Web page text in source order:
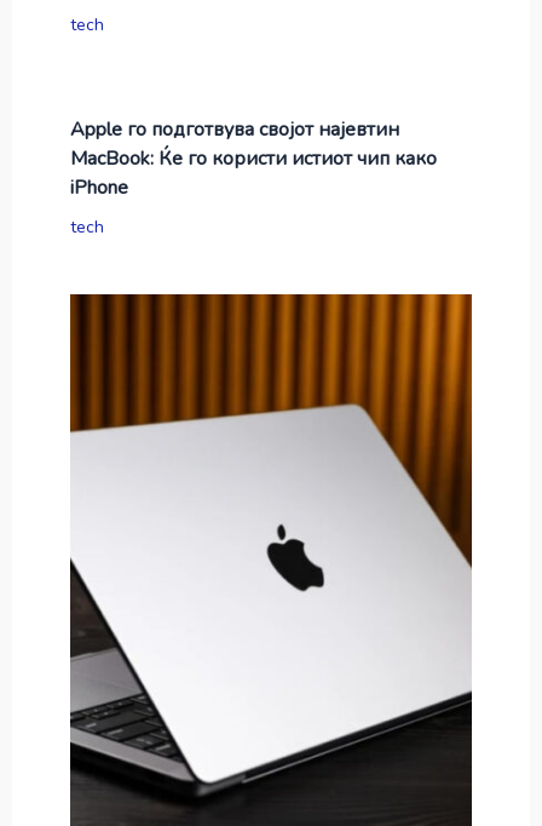
tech
Apple го подготвува својот најевтин
MacBook: Ќе го користи истиот чип како
iPhone
tech